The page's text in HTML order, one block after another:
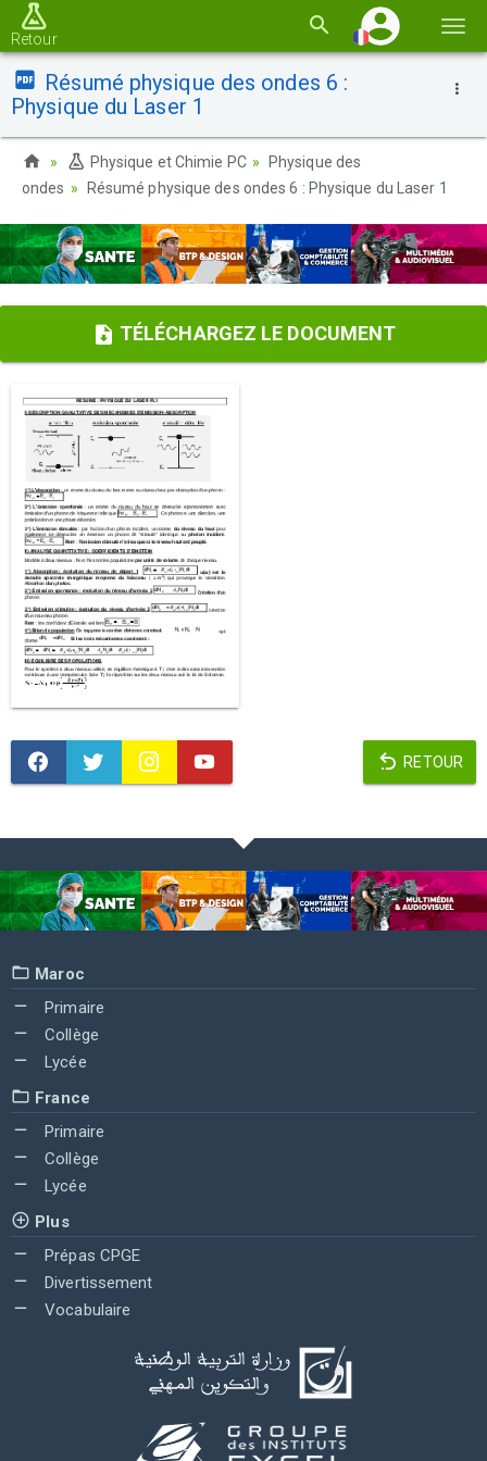
la
Retour
Résumé physique des ondes 6 :
Physique du Laser 1
Physique et Chimie PC
Physique des
ondes
Résumé physique des ondes 6 : Physique du Laser 1
TÉLÉCHARGEZ LE DOCUMENT
RETOUR
Maroc
Primaire
Collège
Lycée
France
Primaire
Collège
Lycée
Plus
Prépas CPGE
Divertissement
Vocabulaire